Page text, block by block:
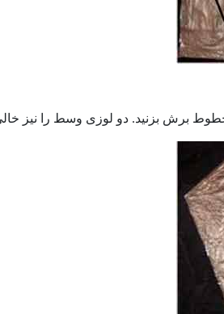
خطوط برش بزنید. دو لوزی وسط را نیز